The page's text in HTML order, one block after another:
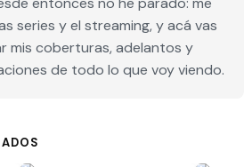
series y el streaming, y acá vas
mis coberturas, adelantos y
de todo lo que voy viendo.